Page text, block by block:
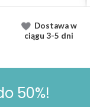
Dostawaw
ciągu 3-5 dni
50%!